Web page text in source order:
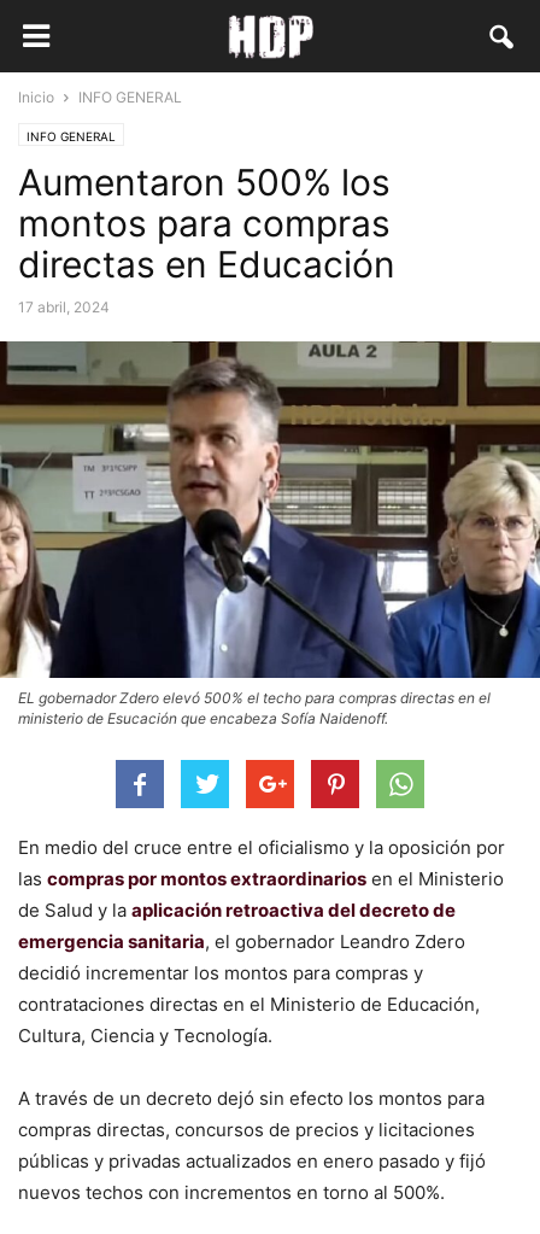
Inicio INFO GENERAL
INFO GENERAL
Aumentaron 500% los
montos para compras
directas en Educación
17 abril, 2024
EL gobernador Zdero elevó 500% el techo para compras directas en el
ministerio de Esucación que encabeza Sofía Naidenoff.
En medio del cruce entre el oficialismo y la oposición por
las compras por montos extraordinarios en el Ministerio
de Salud y la aplicación retroactiva del decreto de
emergencia sanitaria, el gobernador Leandro Zdero
decidió incrementar los montos para compras y
contrataciones directas en el Ministerio de Educación,
Cultura, Ciencia y Tecnología.
A través de un decreto dejó sin efecto los montos para
compras directas, concursos de precios y licitaciones
públicas y privadas actualizados en enero pasado y fijó
nuevos techos con incrementos en torno al 500%.